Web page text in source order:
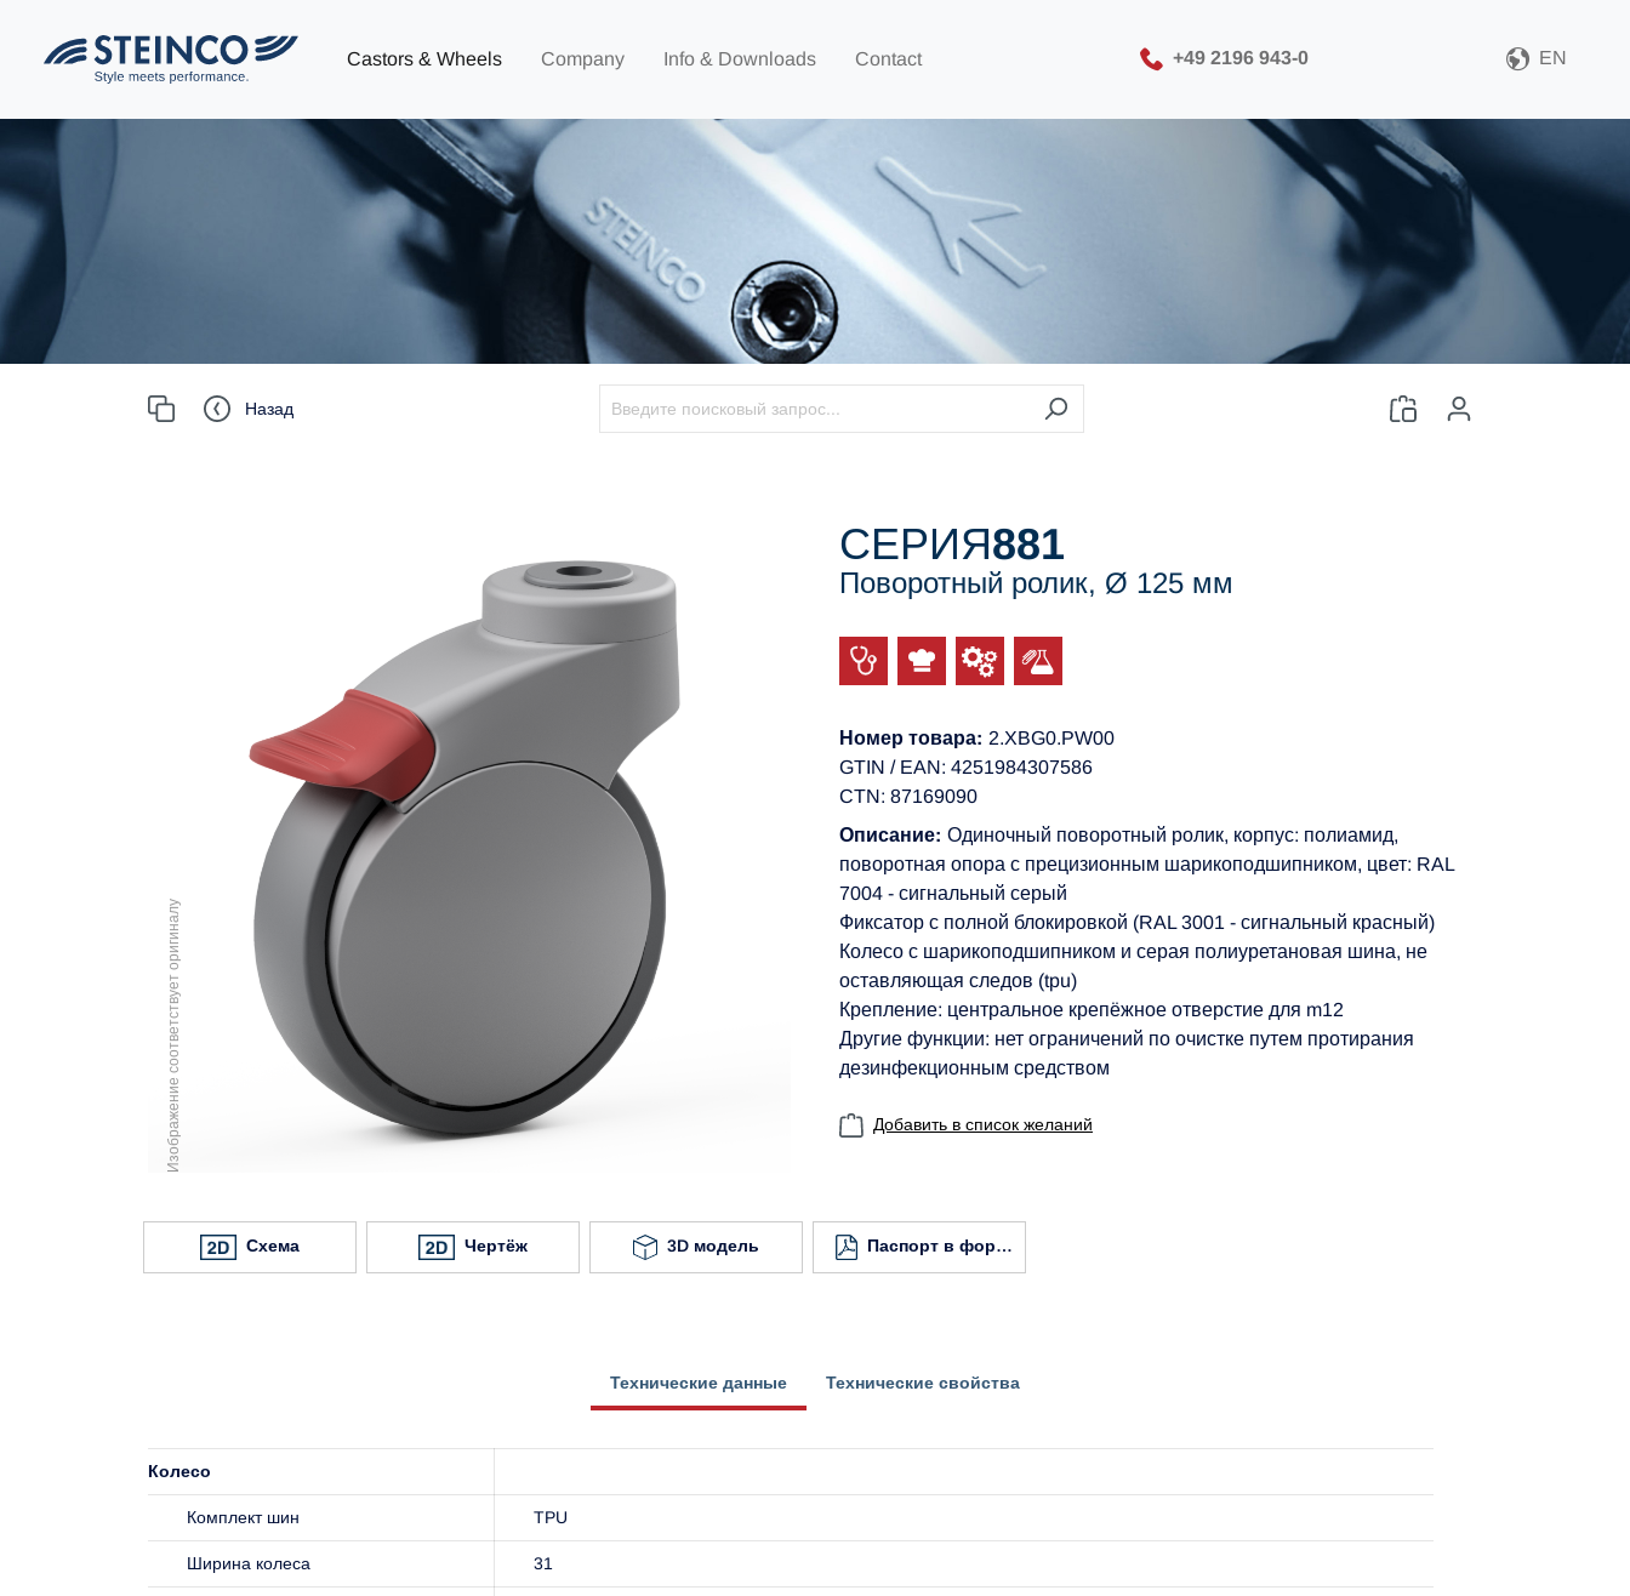
Castors & Wheels Company Info & Downloads Contact +49 2196 943-0 EN
Назад
Выберите формат CAD-
файлов
Скачать CAD-файлы
илиВойти
Изображение соответствует оригиналу
СЕРИЯ881
Поворотный ролик, Ø 125 мм
Номер товара: 2.XBG0.PW00
GTIN / EAN: 4251984307586
CTN: 87169090
Описание: Одиночный поворотный ролик, корпус: полиамид,
поворотная опора с прецизионным шарикоподшипником, цвет: RAL
7004 - сигнальный серый
Фиксатор с полной блокировкой (RAL 3001 - сигнальный красный)
Колесо с шарикоподшипником и серая полиуретановая шина, не
оставляющая следов (tpu)
Крепление: центральное крепёжное отверстие для m12
Другие функции: нет ограничений по очистке путем протирания
дезинфекционным средством
Добавить в список желаний
Схема Чертёж 3D модель Паспорт в формате
Технические данные Технические свойства
Колесо
Комплект шин TPU
Ширина колеса 31